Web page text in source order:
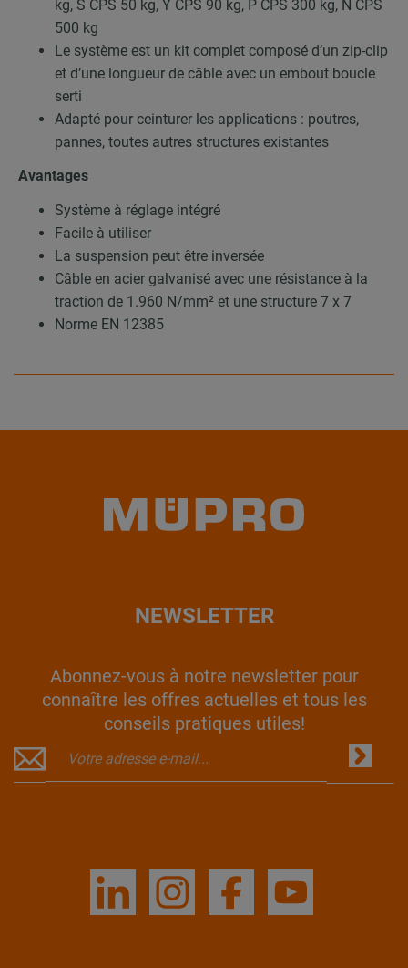
kg, S CPS 50 kg, Y CPS 90 kg, P CPS 300 kg, N CPS
500 kg
Le système est un kit complet composé d’un zip-clip
et d’une longueur de câble avec un embout boucle
serti
Adapté pour ceinturer les applications : poutres,
pannes, toutes autres structures existantes
Avantages
Système à réglage intégré
Facile à utiliser
La suspension peut être inversée
Câble en acier galvanisé avec une résistance à la
traction de 1.960 N/mm² et une structure 7 x 7
Norme EN 12385
NEWSLETTER
Abonnez-vous à notre newsletter pour
connaître les offres actuelles et tous les
conseils pratiques utiles!